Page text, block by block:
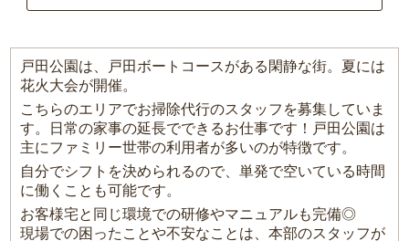
戸田公園は、戸田ボートコースがある閑静な街。夏には
花火大会が開催。
こちらのエリアでお掃除代行のスタッフを募集していま
す。日常の家事の延長でできるお仕事です！戸田公園は
主にファミリー世帯の利用者が多いのが特徴です。
自分でシフトを決められるので、単発で空いている時間
に働くことも可能です。
お客様宅と同じ環境での研修やマニュアルも完備◎
現場での困ったことや不安なことは、本部のスタッフが